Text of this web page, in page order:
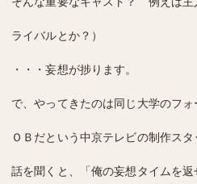
ライバルとか？）
・・・妄想が捗ります。
で、やってきたのは同じ大学のフ
ＯＢだという中京テレビの制作スタ
話を聞くと、「俺の妄想タイムを返